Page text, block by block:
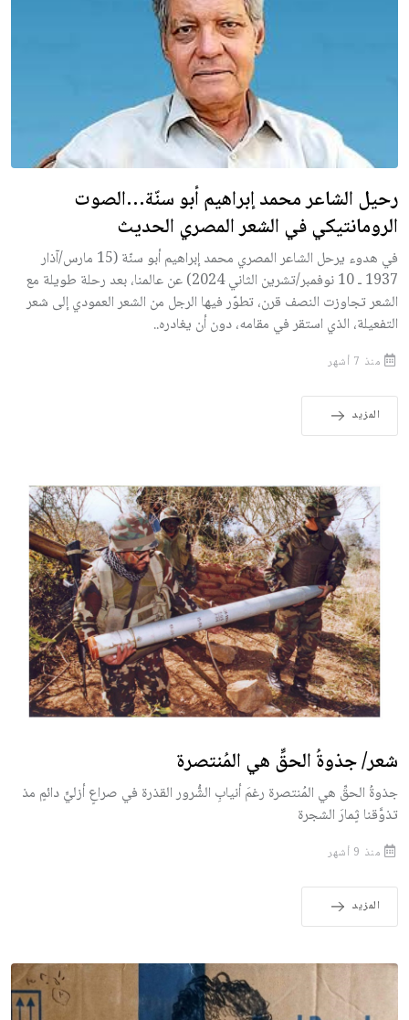
رحيل الشاعر محمد إبراهيم أبو سنّة…الصوت
الرومانتيكي في الشعر المصري الحديث
في هدوء يرحل الشاعر المصري محمد إبراهيم أبو سنّة (15 مارس/آذار
1937 ـ 10 نوفمبر/تشرين الثاني 2024) عن عالمنا، بعد رحلة طويلة مع
الشعر تجاوزت النصف قرن، تطوّر فيها الرجل من الشعر العمودي إلى شعر
التفعيلة، الذي استقر في مقامه، دون أن يغادره..
منذ 7 أشهر
المزيد
شعر/ جذوةُ الحقِّ هي المُنتصرة
جذوةُ الحقِّ هي المُنتصرة رغمَ أنيابِ الشُّرور القذرة في صراعٍ أزليٍّ دائمٍ مذ
تذوَّقنا ثٍمارَ الشجرة
منذ 9 أشهر
المزيد